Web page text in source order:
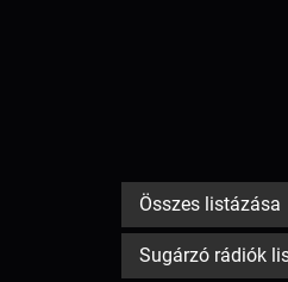
Összes listázása
Sugárzó rádiók